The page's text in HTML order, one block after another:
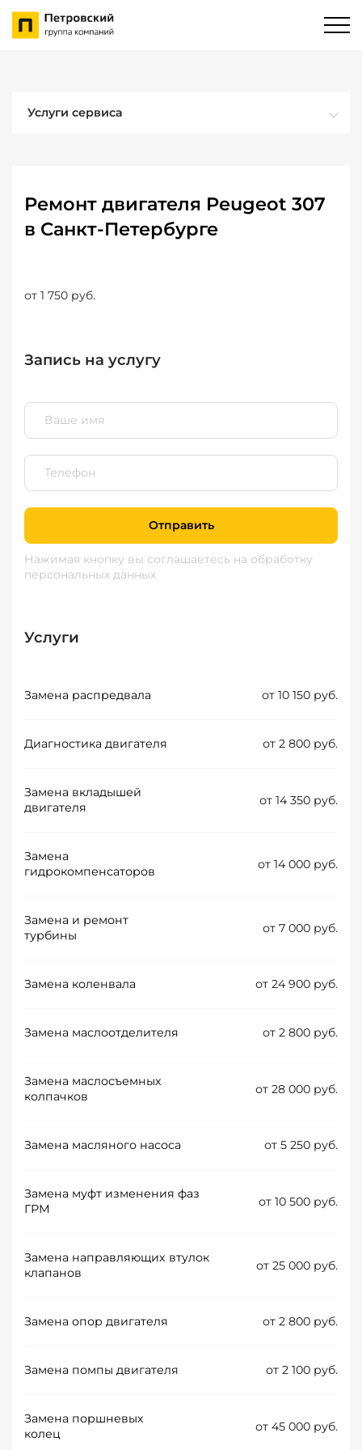
Услуги сервиса
Ремонт двигателя Peugeot 307
в Санкт-Петербурге
от 1 750 руб.
Запись на услугу
Отправить
Нажимая кнопку вы соглашаетесь на обработку
персональных данных
Услуги
Замена распредвала от 10 150 руб.
Диагностика двигателя от 2 800 руб.
Замена вкладышей
двигателя
от 14 350 руб.
Замена
гидрокомпенсаторов
от 14 000 руб.
Замена и ремонт
турбины
от 7 000 руб.
Замена коленвала от 24 900 руб.
Замена маслоотделителя от 2 800 руб.
Замена маслосъемных
колпачков
от 28 000 руб.
Замена масляного насоса от 5 250 руб.
Замена муфт изменения фаз
ГРМ
от 10 500 руб.
Замена направляющих втулок
клапанов
от 25 000 руб.
Замена опор двигателя от 2 800 руб.
Замена помпы двигателя от 2 100 руб.
Замена поршневых
колец
от 45 000 руб.